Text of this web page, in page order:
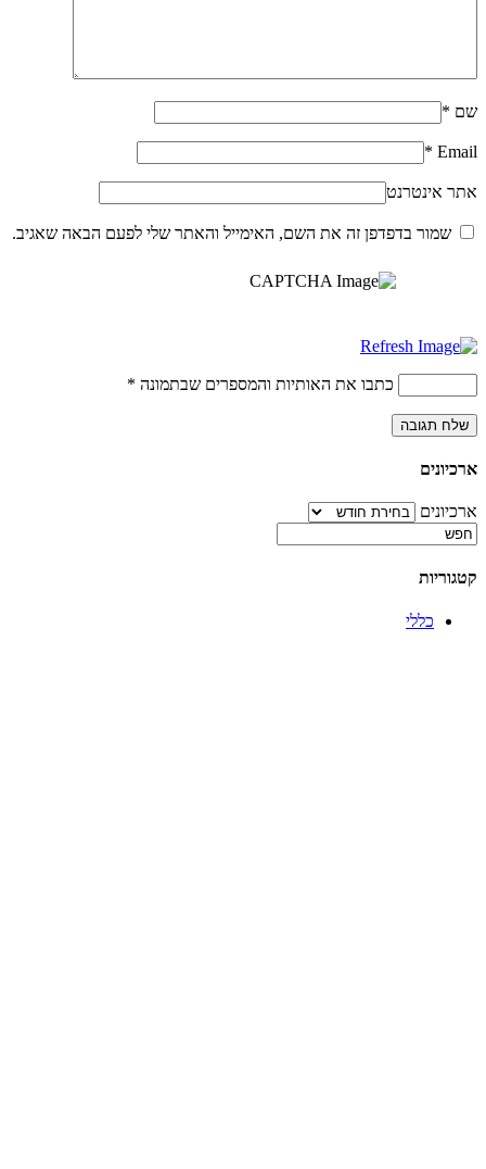
שם *
Email
*
אתר אינטרנט
שמור בדפדפן זה את השם, האימייל והאתר שלי לפעם הבאה שאגיב.
כתבו את האותיות והמספרים שבתמונה *
ארכיונים
ארכיונים
קטגוריות
כללי